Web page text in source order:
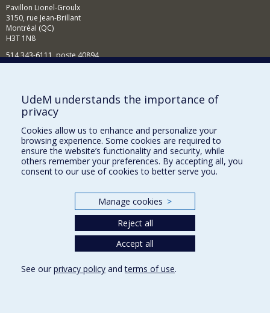
Pavillon Lionel-Groulx
3150, rue Jean-Brillant
Montréal (QC)
H3T 1N8
514 343-6111, poste 40894
Comment soutenir l'École?
BESOIN D'AIDE?
Plan du site
Signaler une erreur
Accessibilité
Nos départements et écoles
UdeM understands the importance of
privacy
Cookies allow us to enhance and personalize your
browsing experience. Some cookies are required to
ensure the website’s functionality and security, while
others remember your preferences. By accepting all, you
consent to our use of cookies to better serve you.
Manage cookies >
Reject all
Accept all
See our privacy policy andterms of use.